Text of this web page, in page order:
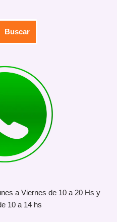
Buscar
a Viernes de 10 a 20 Hs y
10 a 14 hs